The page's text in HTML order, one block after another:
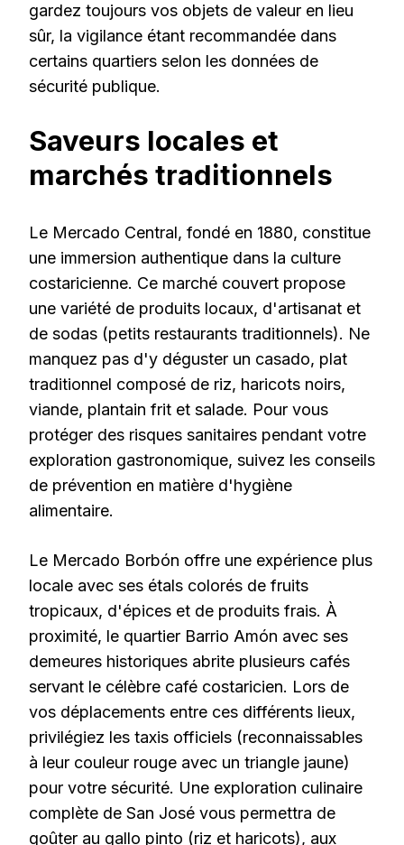
gardez toujours vos objets de valeur en lieu
sûr, la vigilance étant recommandée dans
certains quartiers selon les données de
sécurité publique.
Saveurs locales et
marchés traditionnels
Le Mercado Central, fondé en 1880, constitue
une immersion authentique dans la culture
costaricienne. Ce marché couvert propose
une variété de produits locaux, d'artisanat et
de sodas (petits restaurants traditionnels). Ne
manquez pas d'y déguster un casado, plat
traditionnel composé de riz, haricots noirs,
viande, plantain frit et salade. Pour vous
protéger des risques sanitaires pendant votre
exploration gastronomique, suivez les conseils
de prévention en matière d'hygiène
alimentaire.
Le Mercado Borbón offre une expérience plus
locale avec ses étals colorés de fruits
tropicaux, d'épices et de produits frais. À
proximité, le quartier Barrio Amón avec ses
demeures historiques abrite plusieurs cafés
servant le célèbre café costaricien. Lors de
vos déplacements entre ces différents lieux,
privilégiez les taxis officiels (reconnaissables
à leur couleur rouge avec un triangle jaune)
pour votre sécurité. Une exploration culinaire
complète de San José vous permettra de
goûter au gallo pinto (riz et haricots), aux